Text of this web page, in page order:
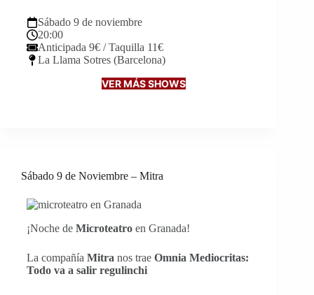
Sábado 9 de noviembre
20:00
Anticipada 9€ / Taquilla 11€
La Llama Sotres (Barcelona)
VER MÁS SHOWS
Sábado 9 de Noviembre – Mitra
¡Noche de Microteatro en Granada!
La compañía Mitra nos trae Omnia Mediocritas:
Todo va a salir regulinchi